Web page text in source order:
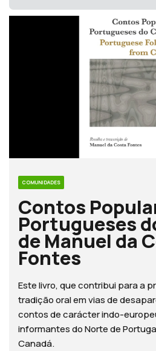
COMUNIDADES
Contos
Portugueses
de Manuel da
Fontes
Este livro, que contribui para a
tradição oral em vias de
contos de carácter indo-
informantes do Norte de
Canadá.